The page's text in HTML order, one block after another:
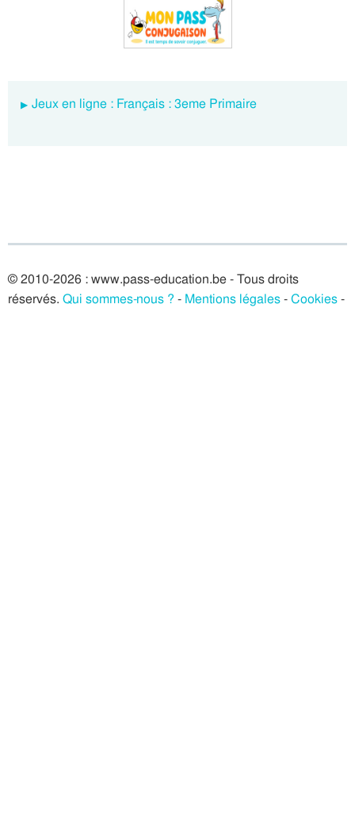
Jeux en ligne : Français : 3eme Primaire
© 2010-2026 : www.pass-education.be - Tous droits
réservés. Qui sommes-nous ? - Mentions légales-Cookies-